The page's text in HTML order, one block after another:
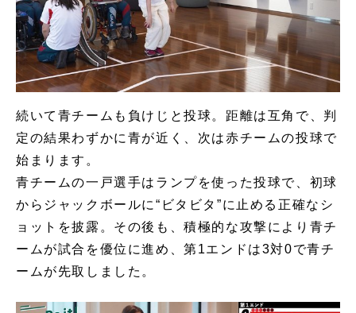
続いて青チームも負けじと投球。距離は互角で、判
定の結果わずかに青が近く、次は赤チームの投球で
始まります。
青チームの一戸選手はランプを使った投球で、初球
からジャックボールに“ビタビタ”に止める正確なシ
ョットを披露。その後も、積極的な攻撃により青チ
ームが試合を優位に進め、第1エンドは3対0で青チ
ームが先取しました。